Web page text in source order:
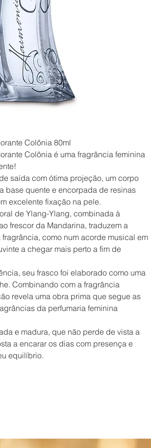
Colônia 80ml
Colônia é uma fragrância feminina
saída com ótima projeção, um corpo
base quente e encorpada de resinas
excelente fixação na pele.
de Ylang-Ylang, combinada à
frescor da Mandarina, traduzem a
como num acorde musical em
a chegar mais perto a fim de
seu frasco foi elaborado como uma
Combinando com a fragrância
revela uma obra prima que segue as
da perfumaria feminina
e madura, que não perde de vista a
a encarar os dias com presença e
equilíbrio.